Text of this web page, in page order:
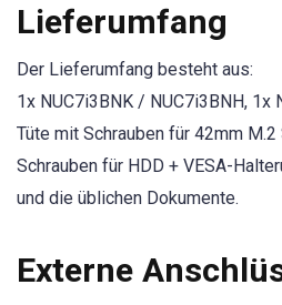
Lieferumfang
Der Lieferumfang besteht aus:
1x NUC7i3BNK / NUC7i3BNH, 1x
Tüte mit Schrauben für 42mm M.2
Schrauben für HDD + VESA-
und die üblichen Dokumente.
Externe